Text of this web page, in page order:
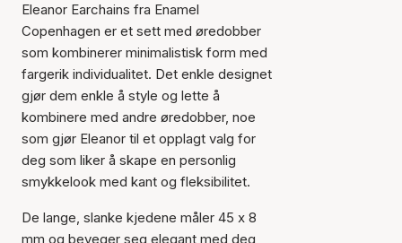
Eleanor Earchains fra Enamel
Copenhagen er et sett med øredobber
som kombinerer minimalistisk form med
fargerik individualitet. Det enkle designet
gjør dem enkle å style og lette å
kombinere med andre øredobber, noe
som gjør Eleanor til et opplagt valg for
deg som liker å skape en personlig
smykkelook med kant og fleksibilitet.
De lange, slanke kjedene måler 45 x 8
mm og beveger seg elegant med deg,